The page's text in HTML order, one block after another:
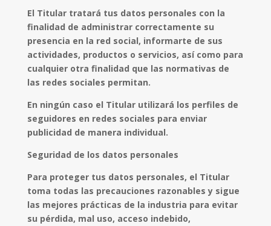
El Titular tratará tus datos personales con la
finalidad de administrar correctamente su
presencia en la red social, informarte de sus
actividades, productos o servicios, así como para
cualquier otra finalidad que las normativas de
las redes sociales permitan.
En ningún caso el Titular utilizará los perfiles de
seguidores en redes sociales para enviar
publicidad de manera individual.
Seguridad de los datos personales
Para proteger tus datos personales, el Titular
toma todas las precauciones razonables y sigue
las mejores prácticas de la industria para evitar
su pérdida, mal uso, acceso indebido,